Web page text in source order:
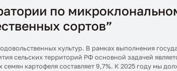
по
сортов”
культур. В рамках выполнения
сельских территорий РФ основной задачей
картофеля составляет 9,7%. К 2025 году мы